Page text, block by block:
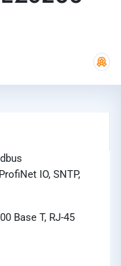
IO, SNTP,
Base T, RJ-45